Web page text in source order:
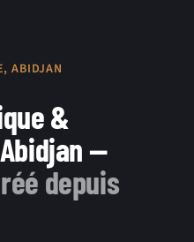
ABIDJAN
&
—
depuis